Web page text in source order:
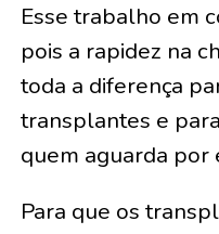
Esse trabalho em
pois a rapidez na
toda a diferença
transplantes e
quem aguarda por
Para que os